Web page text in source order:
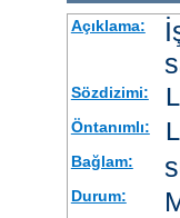
Açıklama:
Sözdizimi:
Öntanımlı:
Bağlam:
Durum: